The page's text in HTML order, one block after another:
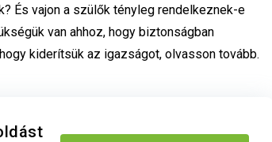
És vajon a szülők tényleg rendelkeznek-e
van ahhoz, hogy biztonságban
kiderítsük az igazságot, olvasson tovább.